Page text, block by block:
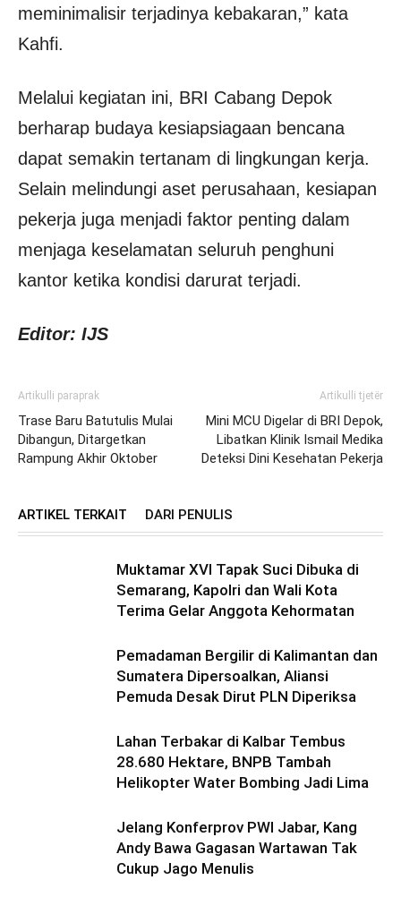
meminimalisir terjadinya kebakaran,” kata
Kahfi.
Melalui kegiatan ini, BRI Cabang Depok
berharap budaya kesiapsiagaan bencana
dapat semakin tertanam di lingkungan kerja.
Selain melindungi aset perusahaan, kesiapan
pekerja juga menjadi faktor penting dalam
menjaga keselamatan seluruh penghuni
kantor ketika kondisi darurat terjadi.
Editor: IJS
Artikulli paraprak
Trase Baru Batutulis Mulai
Dibangun, Ditargetkan
Rampung Akhir Oktober
Artikulli tjetër
Mini MCU Digelar di BRI Depok,
Libatkan Klinik Ismail Medika
Deteksi Dini Kesehatan Pekerja
ARTIKEL TERKAIT DARI PENULIS
Muktamar XVI Tapak Suci Dibuka di
Semarang, Kapolri dan Wali Kota
Terima Gelar Anggota Kehormatan
Pemadaman Bergilir di Kalimantan dan
Sumatera Dipersoalkan, Aliansi
Pemuda Desak Dirut PLN Diperiksa
Lahan Terbakar di Kalbar Tembus
28.680 Hektare, BNPB Tambah
Helikopter Water Bombing Jadi Lima
Jelang Konferprov PWI Jabar, Kang
Andy Bawa Gagasan Wartawan Tak
Cukup Jago Menulis